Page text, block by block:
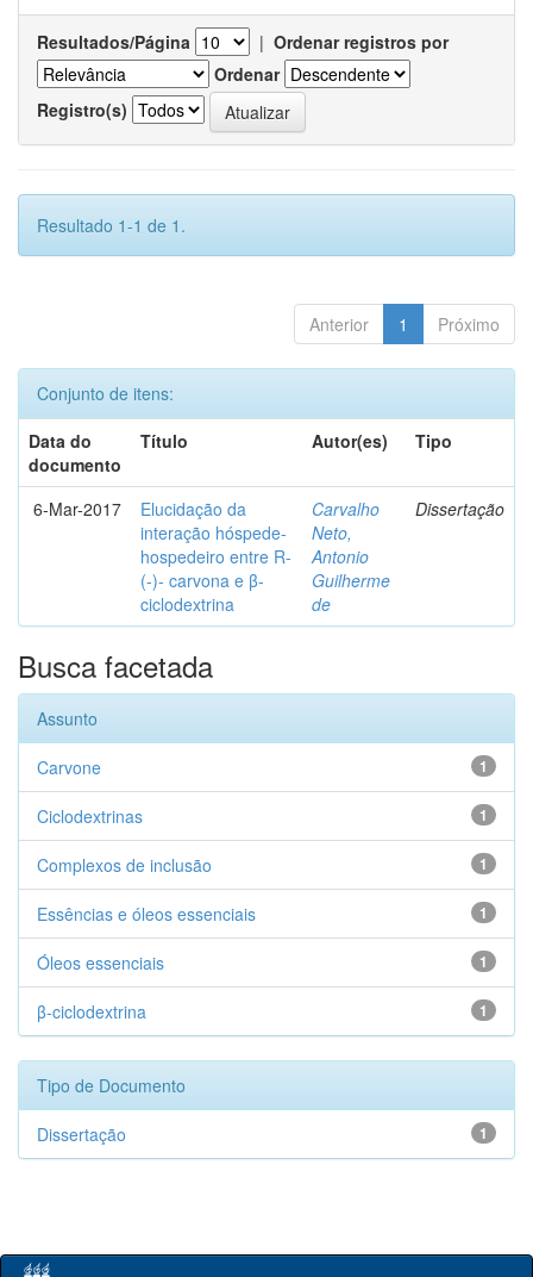
Resultados/Página | Ordenar registros por
Ordenar
Registro(s)
Resultado 1-1 de 1.
Anterior 1 Próximo
Conjunto de itens:
Data do
documento
Título Autor(es) Tipo
6-Mar-2017
Elucidação da
interação hóspede-
hospedeiro entre R-
(-)- carvona e β-
ciclodextrina
Carvalho
Neto,
Antonio
Guilherme
de
Dissertação
Busca facetada
Assunto
1
Carvone
1
Ciclodextrinas
1
Complexos de inclusão
1
Essências e óleos essenciais
1
Óleos essenciais
1
β-ciclodextrina
Tipo de Documento
1
Dissertação